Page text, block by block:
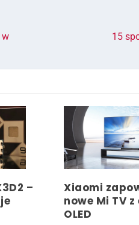
w
15
–
Xiaomi
nowe Mi TV
OLED